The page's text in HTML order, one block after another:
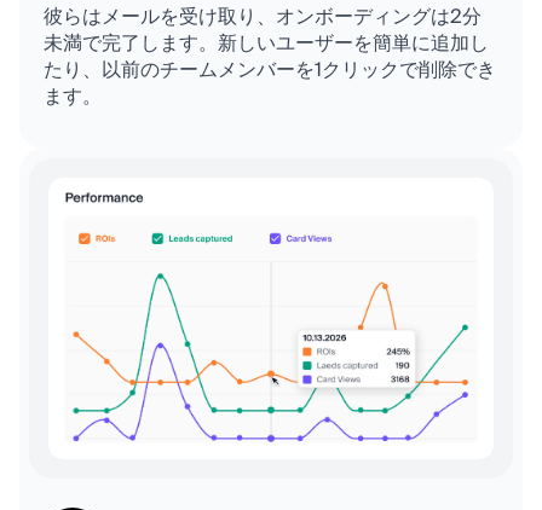
彼らはメールを受け取り、オンボーディングは2分
未満で完了します。新しいユーザーを簡単に追加し
たり、以前のチームメンバーを1クリックで削除でき
ます。